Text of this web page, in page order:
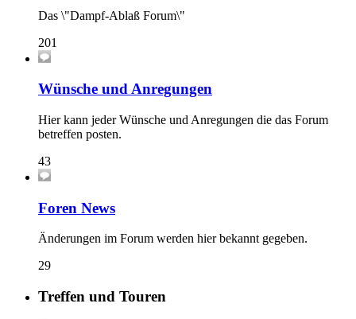
Das \"Dampf-Ablaß Forum\"
201
Wünsche und Anregungen
Hier kann jeder Wünsche und Anregungen die das Forum
betreffen posten.
43
Foren News
Änderungen im Forum werden hier bekannt gegeben.
29
Treffen und Touren